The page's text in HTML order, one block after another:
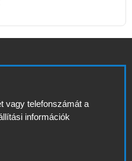
vagy telefonszámát a
információk